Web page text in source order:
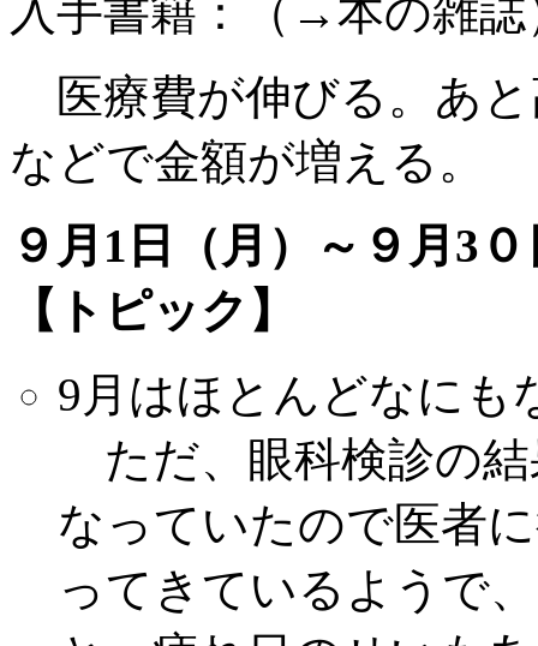
入手書籍：（→本の雑誌
医療費が伸びる。あ
などで金額が増える。
９月1日（月）～９月3
【トピック】
9月はほとんどなにも
ただ、眼科検診の結
なっていたので医者
ってきているようで